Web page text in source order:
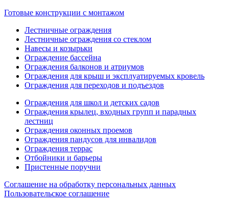
Готовые конструкции с монтажом
Лестничные ограждения
Лестничные ограждения со стеклом
Навесы и козырьки
Ограждение бассейна
Ограждения балконов и атриумов
Ограждения для крыш и эксплуатируемых кровель
Ограждения для переходов и подъездов
Ограждения для школ и детских садов
Ограждения крылец, входных групп и парадных
лестниц
Ограждения оконных проемов
Ограждения пандусов для инвалидов
Ограждения террас
Отбойники и барьеры
Пристенные поручни
Соглашение на обработку персональных данных
Пользовательское соглашение